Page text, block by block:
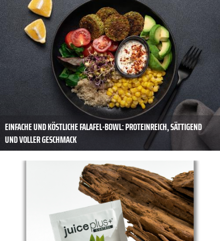
EINFACHE UND KÖSTLICHE FALAFEL-BOWL: PROTEINREICH, SÄTTIGEND
UND VOLLER GESCHMACK